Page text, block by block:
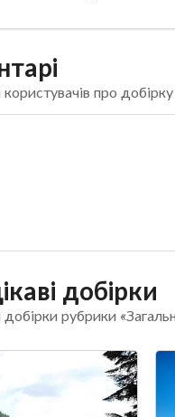
про
добірки
добірки рубрики